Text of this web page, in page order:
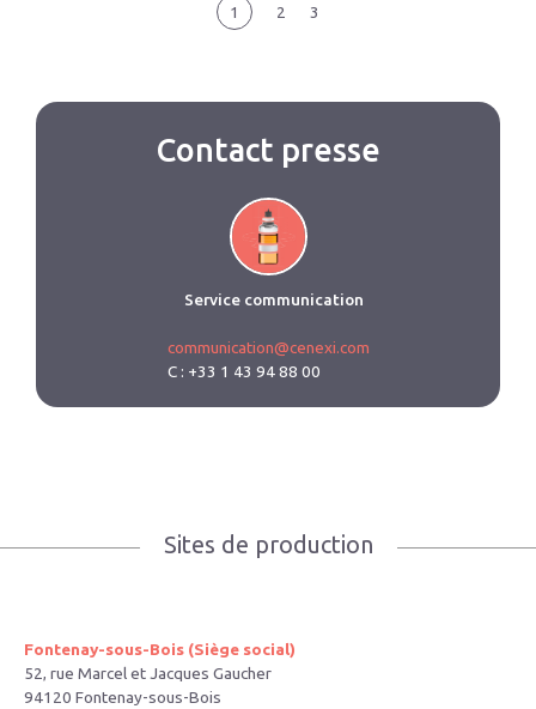
1 2 3
Contact presse
Service communication
communication@cenexi.com
C : +33 1 43 94 88 00
Sites de production
Fontenay-sous-Bois (Siège social)
52, rue Marcel et Jacques Gaucher
94120 Fontenay-sous-Bois